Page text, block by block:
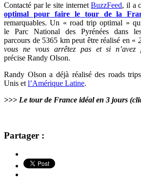
Contacté par le site internetBuzzFeed, il a
optimal pour faire le tour de la
remarquables. Un « road trip optimal »
le Parc National des Pyrénées dans
parcours de 5365 km peut être réalisé en «
vous ne vous arrêtez pas et si n’avez
précise Randy Olson.
Randy Olson a déjà réalisé des roads
Unis et l’Amérique Latine.
>>> Le tour de France idéal en 3 jours
Partager :